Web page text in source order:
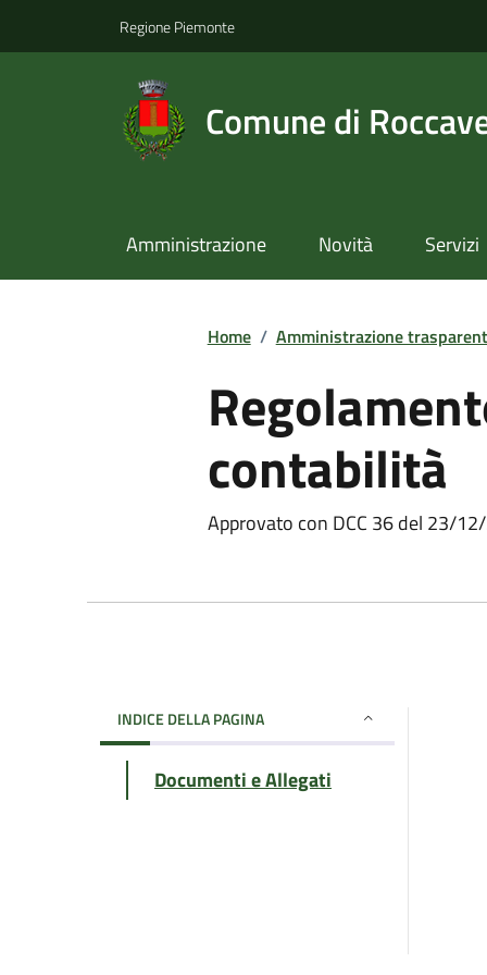
Regione Piemonte
Comune di
Amministrazione Novità Servizi
Home / Amministrazione
contabilità
Approvato con DCC 36 del 23/
INDICE DELLA PAGINA
Documenti e Allegati